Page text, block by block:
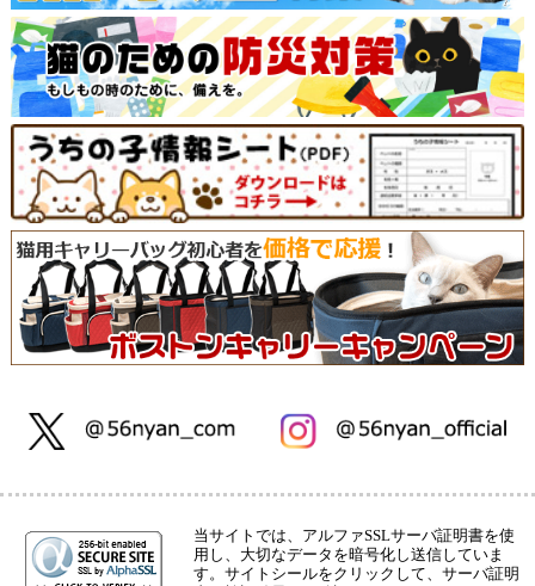
当サイトでは、アルファSSLサーバ証明書を使
用し、大切なデータを暗号化し送信していま
す。サイトシールをクリックして、サーバ証明